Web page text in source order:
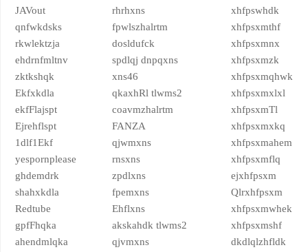
JAVout
qnfwkdsks
rkwlektzja
ehdrnfmltnv
zktkshqk
Ekfxkdla
ekfFlajspt
Ejrehflspt
1dlf1Ekf
yespornplease
ghdemdrk
shahxkdla
Redtube
gpfFhqka
ahendmlqka
rhrhxns
fpwlszhalrtm
dosldufck
spdlqj dnpqxns
xns46
qkaxhRl tlwms2
coavmzhalrtm
FANZA
qjwmxns
rnsxns
zpdlxns
fpemxns
Ehflxns
akskahdk tlwms2
qjvmxns
xhfpswhdk
xhfpsxmthf
xhfpsxmnx
xhfpsxmzk
xhfpsxmqhwk
xhfpsxmxlxl
xhfpsxmTl
xhfpsxmxkq
xhfpsxmahem
xhfpsxmflq
ejxhfpsxm
Qlrxhfpsxm
xhfpsxmwhek
xhfpsxmshf
dkdlqlzhfldk